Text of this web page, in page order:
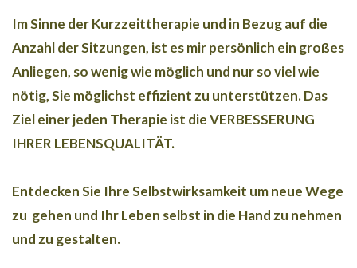
Im Sinne der Kurzzeittherapie und in Bezug auf die
Anzahl der Sitzungen, ist es mir persönlich ein großes
Anliegen, so wenig wie möglich und nur so viel wie
nötig, Sie möglichst effizient zu unterstützen. Das
Ziel einer jeden Therapie ist die VERBESSERUNG
IHRER LEBENSQUALITÄT.
Entdecken Sie Ihre Selbstwirksamkeit um neue Wege
zu gehen und Ihr Leben selbst in die Hand zu nehmen
und zu gestalten.